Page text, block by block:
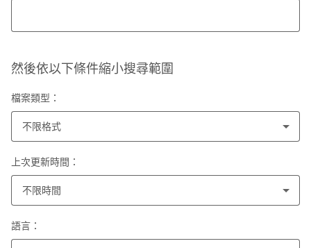
然後依以下條件縮小搜尋範圍
檔案類型：
不限格式
上次更新時間：
不限時間
語言：